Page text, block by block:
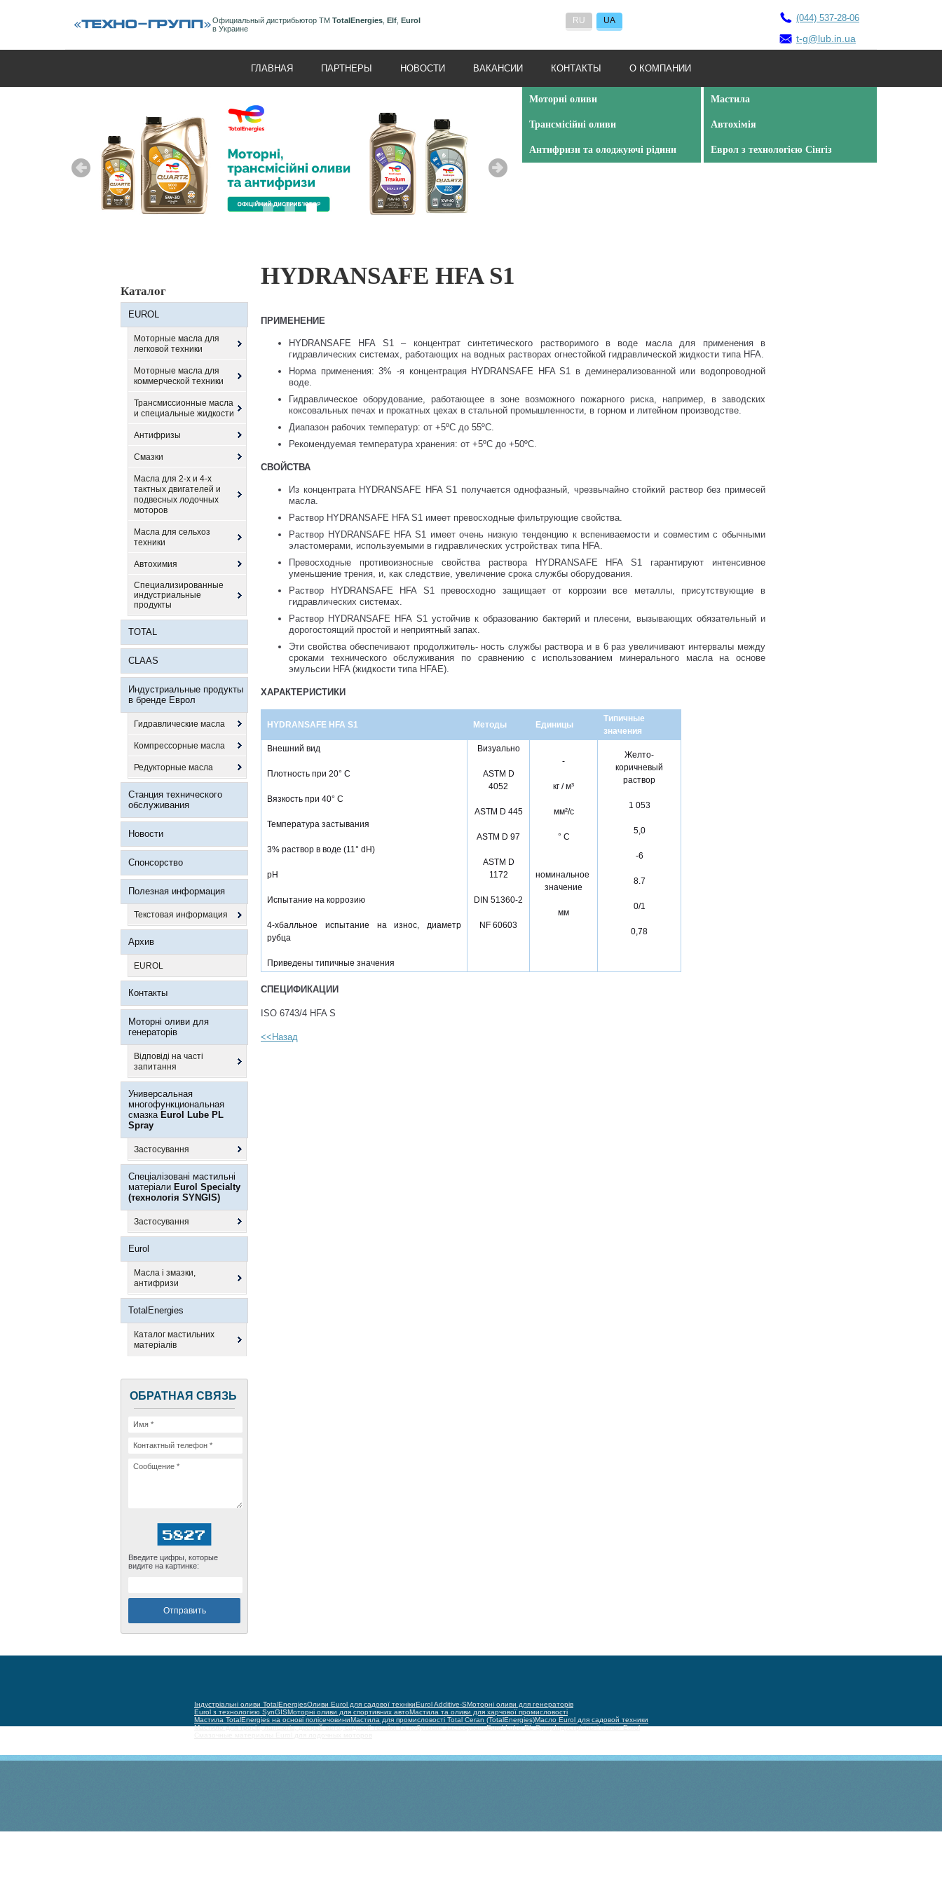
Официальный дистрибьютор ТМ TotalEnergies Elf Eurol
в Украине
RU UA (044) 537-28-06
t-g@lub.in.ua
ГЛАВНАЯ ПАРТНЕРЫ НОВОСТИ ВАКАНСИИ КОНТАКТЫ О КОМПАНИИ
Моторні оливи
Трансмісійні оливи
Антифризи та олоджуючі рідини
Мастила
Автохімія
Еврол з технологією Сінгіз
Каталог
EUROL
Моторные масла для
легковой техники
Моторные масла для
коммерческой техники
Трансмиссионные масла
и специальные жидкости
Антифризы
Смазки
Масла для 2-х и 4-х
тактных двигателей и
подвесных лодочных
моторов
Масла для сельхоз
техники
Автохимия
Специализированные
индустриальные
продукты
TOTAL
CLAAS
Индустриальные продукты
в бренде Еврол
Гидравлические масла
Компрессорные масла
Редукторные масла
Станция технического
обслуживания
Новости
Спонсорство
Полезная информация
Текстовая информация
Архив
EUROL
Контакты
Моторні оливи для
генераторів
Відповіді на часті
запитання
Универсальная
многофункциональная
смазка Eurol Lube PL
Spray
Застосування
Спеціалізовані мастильні
матеріали Eurol Specialty
(технологія SYNGIS)
Застосування
Eurol
Масла і змазки,
антифризи
TotalEnergies
Каталог мастильних
матеріалів
ОБРАТНАЯ СВЯЗЬ
Введите цифры, которые
видите на картинке:
Індустріальні оливи TotalEnergiesОливи Eurol для садової технікиEurol Additive-SМоторні оливи для генераторів
Eurol з технологією SynGISМоторні оливи для спортивних автоМастила та оливи для харчової промисловості
Мастила TotalEnergies на основі полісечовиниМастила для промисловості Total Ceran (TotalEnergies)Масло Eurol для садовой техники
Мастило для тросів, ланцюгів, дверей авто, садової техніки та побутових застосуваньEurol Lube PL SprayІндустріальні оливи Eurol
HYDRANSAFE HFA S1
ПРИМЕНЕНИЕ
HYDRANSAFE HFA S1 – концентрат синтетического растворимого в воде масла для применения в
гидравлических системах, работающих на водных растворах огнестойкой гидравлической жидкости типа HFA.
Норма применения: 3% -я концентрация HYDRANSAFE HFA S1 в деминерализованной или водопроводной
воде.
Гидравлическое оборудование, работающее в зоне возможного пожарного риска, например, в заводских
коксовальных печах и прокатных цехах в стальной промышленности, в горном и литейном производстве.
Диапазон рабочих температур: от +5ºC до 55ºC.
Рекомендуемая температура хранения: от +5ºC до +50ºC.
СВОЙСТВА
Из концентрата HYDRANSAFE HFA S1 получается однофазный, чрезвычайно стойкий раствор без примесей
масла.
Раствор HYDRANSAFE HFA S1 имеет превосходные фильтрующие свойства.
Раствор HYDRANSAFE HFA S1 имеет очень низкую тенденцию к вспениваемости и совместим с обычными
эластомерами, используемыми в гидравлических устройствах типа HFA.
Превосходные противоизносные свойства раствора HYDRANSAFE HFA S1 гарантируют интенсивное
уменьшение трения, и, как следствие, увеличение срока службы оборудования.
Раствор HYDRANSAFE HFA S1 превосходно защищает от коррозии все металлы, присутствующие в
гидравлических системах.
Раствор HYDRANSAFE HFA S1 устойчив к образованию бактерий и плесени, вызывающих обязательный и
дорогостоящий простой и неприятный запах.
Эти свойства обеспечивают продолжитель- ность службы раствора и в 6 раз увеличивают интервалы между
сроками технического обслуживания по сравнению с использованием минерального масла на основе
эмульсии HFA (жидкости типа HFAE).
ХАРАКТЕРИСТИКИ
HYDRANSAFE HFA S1 Методы Единицы
Типичные
значения
Внешний вид
Плотность при 20° C
Вязкость при 40° C
Температура застывания
3% раствор в воде (11° dH)
pH
Испытание на коррозию
4-хбалльное испытание на износ, диаметр
рубца
Приведены типичные значения
Визуально
ASTM D
4052
ASTM D 445
ASTM D 97
ASTM D
1172
DIN 51360-2
NF 60603
-
кг / м³
мм²/с
° C
номинальное
значение
мм
Желто-
коричневый
раствор
1 053
5,0
-6
8.7
0/1
0,78
СПЕЦИФИКАЦИИ
ISO 6743/4 HFA S
<<Назад